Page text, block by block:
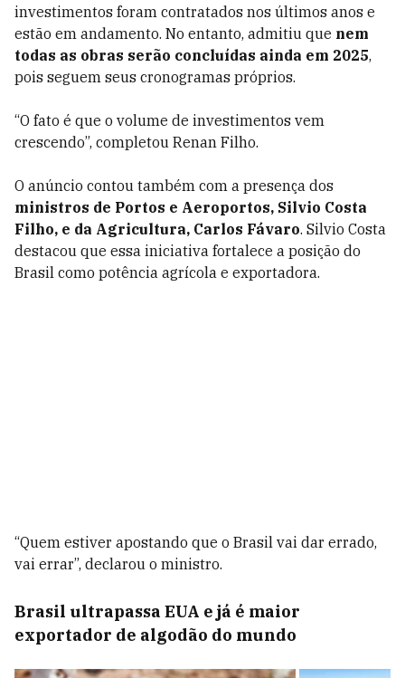
investimentos foram contratados nos últimos anos e
estão em andamento. No entanto, admitiu que nem
todas as obras serão concluídas ainda em 2025,
pois seguem seus cronogramas próprios.
“O fato é que o volume de investimentos vem
crescendo”, completou Renan Filho.
O anúncio contou também com a presença dos
ministros de Portos e Aeroportos, Silvio Costa
Filho, e da Agricultura, Carlos Fávaro. Silvio Costa
destacou que essa iniciativa fortalece a posição do
Brasil como potência agrícola e exportadora.
“Quem estiver apostando que o Brasil vai dar errado,
vai errar”, declarou o ministro.
Brasil ultrapassa EUA e já é maior
exportador de algodão do mundo